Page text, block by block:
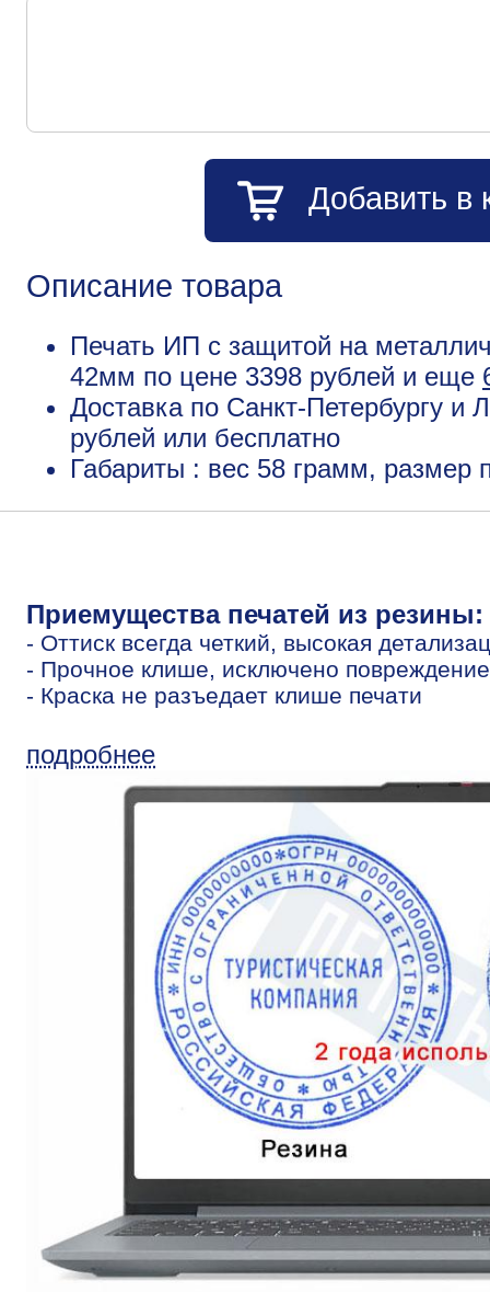
Добавить в
Описание товара
Печать ИП с защитой на
42мм по цене 3398 рублей и еще
Доставка по Санкт-Петербургу и
рублей или бесплатно
Габариты : вес 58 грамм, размер
Приемущества печатей из резины:
- Оттиск всегда четкий, высокая
- Прочное клише, исключено
- Краска не разъедает клише печати
подробнее